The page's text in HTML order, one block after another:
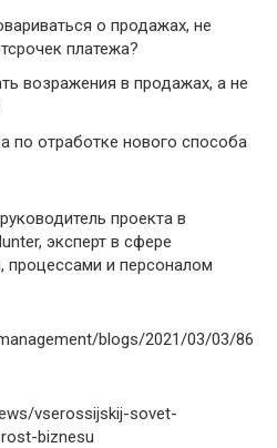
о продажах, не
платежа?
возражения в продажах, а не
по отработке нового способа
проекта в
эксперт в сфере
процессами и персоналом
blogs/2021/03/03/86
vserossijskij-sovet-
biznesu